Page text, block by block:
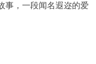
事，一段闻名遐迩的爱